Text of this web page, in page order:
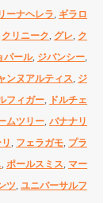
ーナヘレラ, ギラロ
クリニーク, グレ, ク
パール, ジバンシー,
ンヌアルティス, ジ
フィガー,
ドルチェ
ムツリー, バナナリ
, フェラガモ, プラ
, ポールスミス, マー
ツ, ユニバーサルフ